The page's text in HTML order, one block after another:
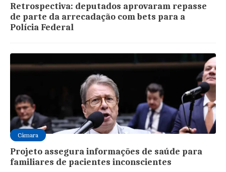
Retrospectiva: deputados aprovaram repasse
de parte da arrecadação com bets para a
Polícia Federal
Câmara
Projeto assegura informações de saúde para
familiares de pacientes inconscientes